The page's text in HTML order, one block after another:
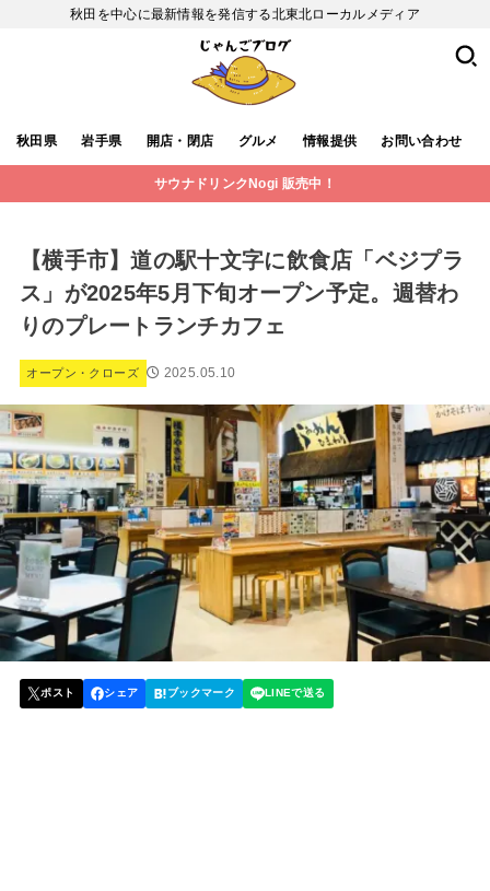
秋田を中心に最新情報を発信する北東北ローカルメディア
秋田県 岩手県 開店・閉店 グルメ 情報提供 お問い合わせ
サウナドリンクNogi 販売中！
【横手市】道の駅十文字に飲食店「ベジプラ
ス」が2025年5月下旬オープン予定。週替わ
りのプレートランチカフェ
オープン・クローズ 2025.05.10